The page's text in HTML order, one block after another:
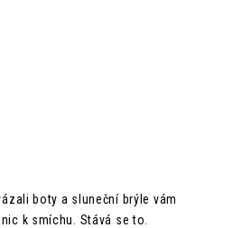
boty a sluneční brýle vám
k smíchu. Stává se to.